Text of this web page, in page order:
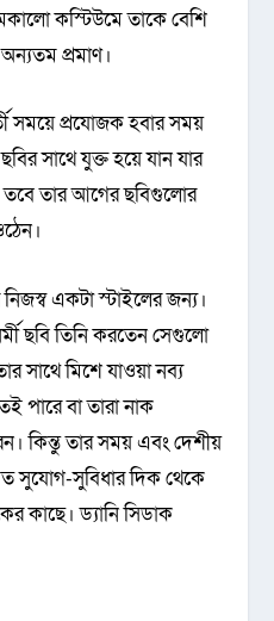
কস্টিউমে তাকে বেশি
প্রমাণ।
সময়ে প্রযোজক হবার সময়
সাথে যুক্ত হয়ে যান যার
তবে তার আগের ছবিগুলোর
নিজস্ব একটা স্টাইলের জন্য।
ছবি তিনি করতেন সেগুলো
সাথে মিশে যাওয়া নব্য
পারে বা তারা নাক
কিন্তু তার সময় এবং দেশীয়
সুযোগ-সুবিধার দিক থেকে
কাছে। ড্যানি সিডাক